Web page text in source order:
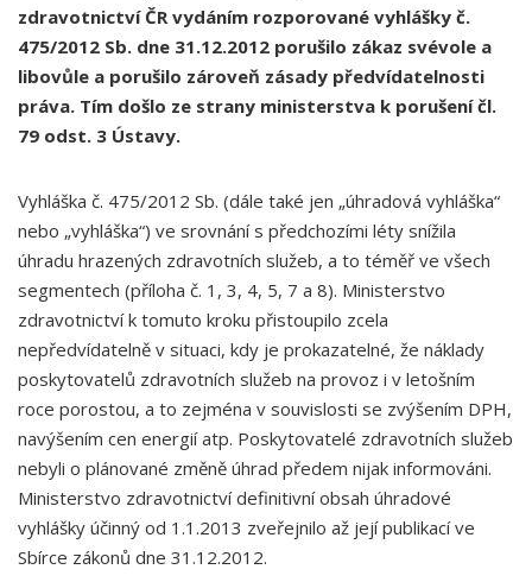
zdravotnictví ČR vydáním rozporované vyhlášky č.
475/2012 Sb. dne 31.12.2012 porušilo zákaz svévole a
libovůle a porušilo zároveň zásady předvídatelnosti
práva. Tím došlo ze strany ministerstva k porušení čl.
79 odst. 3 Ústavy.
Vyhláška č. 475/2012 Sb. (dále také jen „úhradová vyhláška“
nebo „vyhláška“) ve srovnání s předchozími léty snížila
úhradu hrazených zdravotních služeb, a to téměř ve všech
segmentech (příloha č. 1, 3, 4, 5, 7 a 8). Ministerstvo
zdravotnictví k tomuto kroku přistoupilo zcela
nepředvídatelně v situaci, kdy je prokazatelné, že náklady
poskytovatelů zdravotních služeb na provoz i v letošním
roce porostou, a to zejména v souvislosti se zvýšením DPH,
navýšením cen energií atp. Poskytovatelé zdravotních služeb
nebyli o plánované změně úhrad předem nijak informováni.
Ministerstvo zdravotnictví definitivní obsah úhradové
vyhlášky účinný od 1.1.2013 zveřejnilo až její publikací ve
Sbírce zákonů dne 31.12.2012.